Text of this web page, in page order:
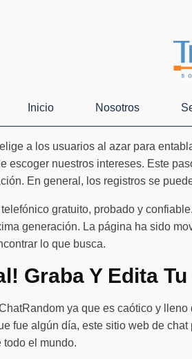
Inicio Nosotros
a los usuarios al azar para
escoger nuestros intereses. Este
En general, los registros se
gratuito, probado y
generación. La página ha sido
lo que busca.
Graba Y Edita
ya que es caótico y
fue algún día, este sitio web de
todo el mundo.